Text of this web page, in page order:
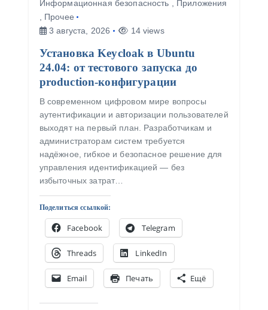
Информационная безопасность
Приложения
Прочее
3 августа, 2026
14 views
Установка Keycloak в Ubuntu
24.04: от тестового запуска до
production-конфигурации
В современном цифровом мире вопросы
аутентификации и авторизации пользователей
выходят на первый план. Разработчикам и
администраторам систем требуется
надёжное, гибкое и безопасное решение для
управления идентификацией — без
избыточных затрат…
Поделиться ссылкой:
Facebook Telegram
Threads LinkedIn
Email Печать Ещё